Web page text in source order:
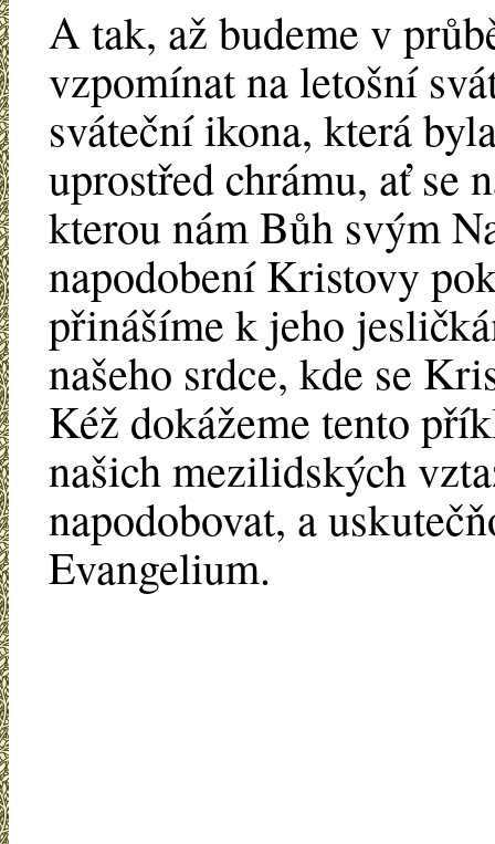
A tak, až budeme v
vzpomínat na letošní
sváteční ikona, která
uprostřed chrámu, ať se
kterou nám Bůh svým
napodobení Kristovy
přinášíme k jeho
našeho srdce, kde se
Kéž dokážeme tento
našich mezilidských
napodobovat, a
Evangelium.